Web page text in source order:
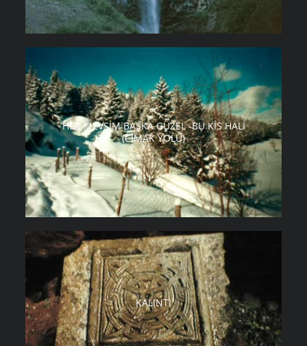
HER MEVSIM BAŞKA GÜZEL -BU KIS HALI
(CIMAK YOLU)
KALINTI